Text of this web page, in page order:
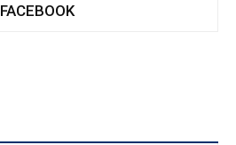
FACEBOOK